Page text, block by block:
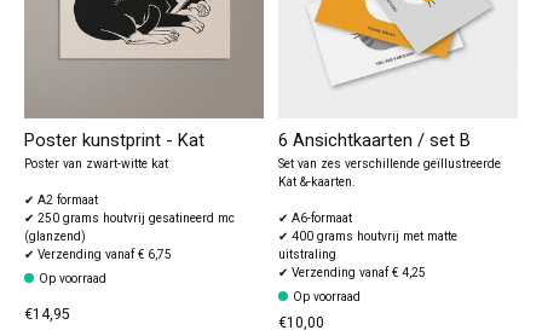
Poster kunstprint - Kat
Poster van zwart-witte kat
✔ A2 formaat
✔ 250 grams houtvrij gesatineerd mc
(glanzend)
✔ Verzending vanaf € 6,75
Op voorraad
€14,95
6 Ansichtkaarten / set B
Set van zes verschillende geïllustreerde
Kat &-kaarten.
✔ A6-formaat
✔ 400 grams houtvrij met matte
uitstraling
✔ Verzending vanaf € 4,25
Op voorraad
€10,00